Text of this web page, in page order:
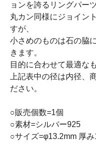
ョンを誇るリングパー
丸カン同様にジョイン
すが、
小さめのものは石の脇
きます。
目的に合わせて最適な
上記表中の径は内径、
ださい。
○販売個数=1個
○素材=シルバー925
○サイズ=φ13.2mm 厚